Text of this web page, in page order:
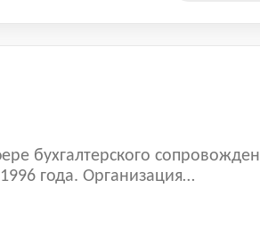
бухгалтерского
года. Организация